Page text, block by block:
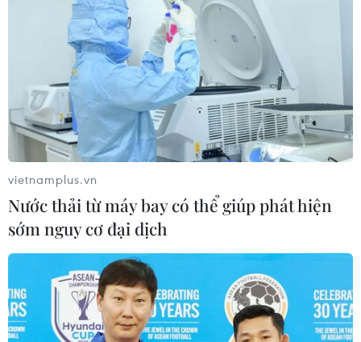
vietnamplus.vn
Nước thải từ máy bay có thể giúp phát hiện
sớm nguy cơ đại dịch